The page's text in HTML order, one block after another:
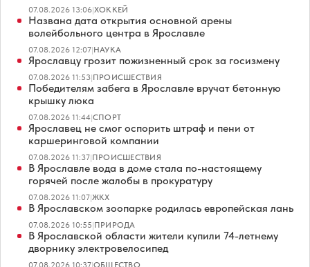
07.08.2026 13:06|ХОККЕЙ
Названа дата открытия основной арены
волейбольного центра в Ярославле
07.08.2026 12:07|НАУКА
Ярославцу грозит пожизненный срок за госизмену
07.08.2026 11:53|ПРОИСШЕСТВИЯ
Победителям забега в Ярославле вручат бетонную
крышку люка
07.08.2026 11:44|СПОРТ
Ярославец не смог оспорить штраф и пени от
каршеринговой компании
07.08.2026 11:37|ПРОИСШЕСТВИЯ
В Ярославле вода в доме стала по-настоящему
горячей после жалобы в прокуратуру
07.08.2026 11:07|ЖКХ
В Ярославском зоопарке родилась европейская лань
07.08.2026 10:55|ПРИРОДА
В Ярославской области жители купили 74-летнему
дворнику электровелосипед
07.08.2026 10:37|ОБЩЕСТВО